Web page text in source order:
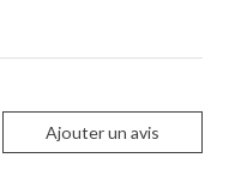
Ajouter un avis